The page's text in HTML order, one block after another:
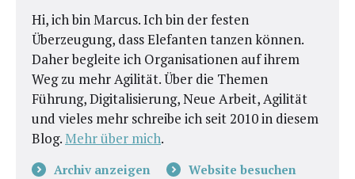
Hi, ich bin Marcus. Ich bin der festen
Überzeugung, dass Elefanten tanzen können.
Daher begleite ich Organisationen auf ihrem
Weg zu mehr Agilität. Über die Themen
Führung, Digitalisierung, Neue Arbeit, Agilität
und vieles mehr schreibe ich seit 2010 in diesem
Blog.Mehr über mich.
Archiv anzeigen Website besuchen